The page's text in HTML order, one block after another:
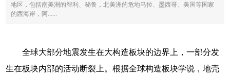
地区，包括南美洲的智利、秘鲁，北美洲的危地马拉、墨西哥、美国等国家
的西海岸，阿......
全球大部分地震发生在大构造板块的边界上，一部分发
生在板块内部的活动断裂上。根据全球构造板块学说，地壳